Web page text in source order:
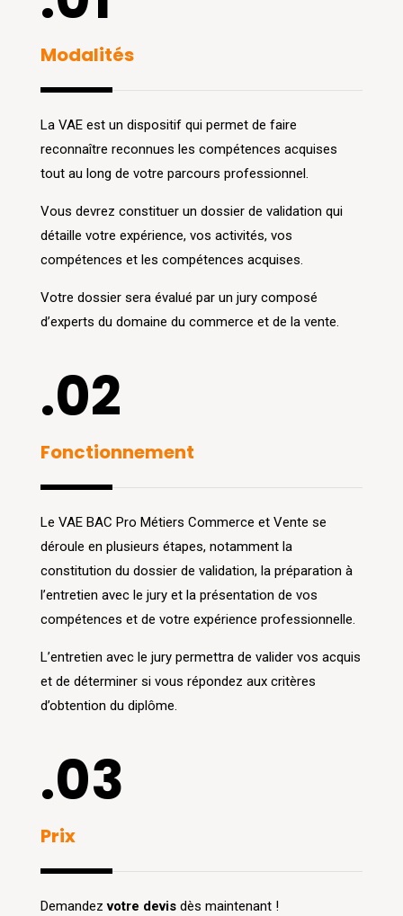
Modalités
La VAE est un dispositif qui permet de faire
reconnaître reconnues les compétences acquises
tout au long de votre parcours professionnel.
Vous devrez constituer un dossier de validation qui
détaille votre expérience, vos activités, vos
compétences et les compétences acquises.
Votre dossier sera évalué par un jury composé
d’experts du domaine du commerce et de la vente.
.02
Fonctionnement
Le VAE BAC Pro Métiers Commerce et Vente se
déroule en plusieurs étapes, notamment la
constitution du dossier de validation, la préparation à
l’entretien avec le jury et la présentation de vos
compétences et de votre expérience professionnelle.
L’entretien avec le jury permettra de valider vos acquis
et de déterminer si vous répondez aux critères
d’obtention du diplôme.
.03
Prix
Demandezvotre devisdès maintenant !